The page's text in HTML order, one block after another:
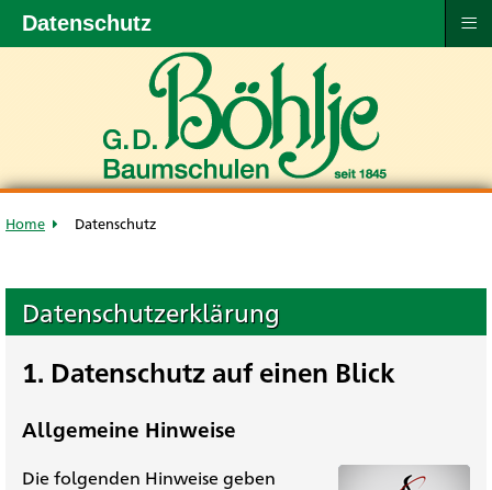
Home Datenschutz
Datenschutzerklärung
1. Datenschutz auf einen Blick
Allgemeine Hinweise
Die folgenden Hinweise geben
Datenschutz ≡